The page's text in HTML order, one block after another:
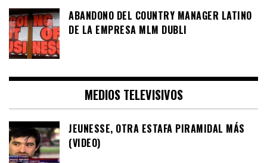
ABANDONO DEL COUNTRY MANAGER LATINO
DE LA EMPRESA MLM DUBLI
MEDIOS TELEVISIVOS
JEUNESSE, OTRA ESTAFA PIRAMIDAL MÁS
(VIDEO)